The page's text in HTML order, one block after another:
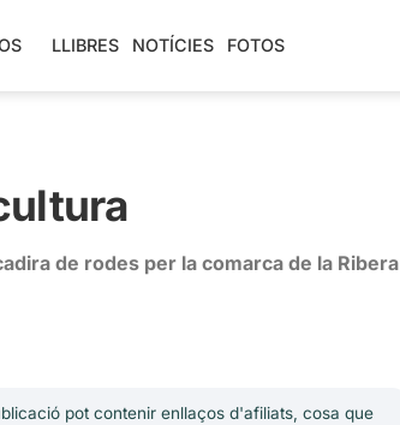
LLIBRES NOTÍCIES FOTOS
de rodes per la comarca de la Ribera
pot contenir enllaços d'afiliats, cosa que